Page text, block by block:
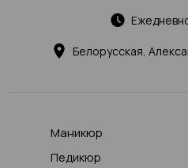
Белорусская,
Маникюр
Педикюр